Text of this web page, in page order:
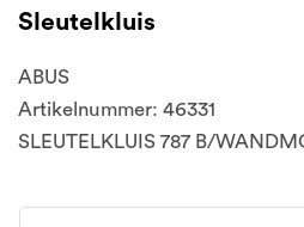
Sleutelkluis
ABUS
Artikelnummer: 46331
SLEUTELKLUIS 787 B/